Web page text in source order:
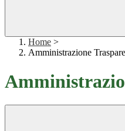
Home >
Amministrazione